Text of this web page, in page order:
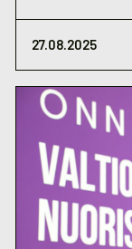
27.08.2025